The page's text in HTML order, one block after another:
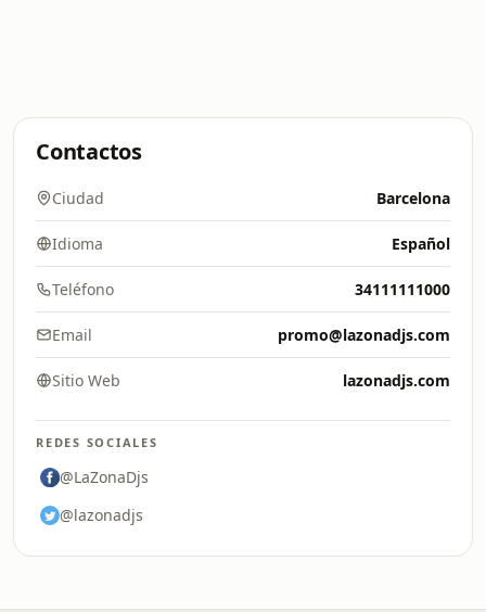
Contactos
Ciudad Barcelona
Idioma Español
Teléfono 34111111000
Email promo@lazonadjs.com
Sitio Web lazonadjs.com
REDES SOCIALES
@LaZonaDjs
@lazonadjs